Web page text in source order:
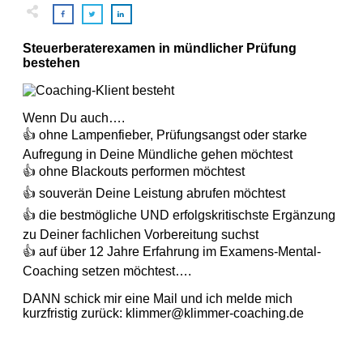
Steuerberaterexamen in mündlicher Prüfung
bestehen
Wenn Du auch….
👍 ohne Lampenfieber, Prüfungsangst oder starke
Aufregung in Deine Mündliche gehen möchtest
👍 ohne Blackouts performen möchtest
👍 souverän Deine Leistung abrufen möchtest
👍 die bestmögliche UND erfolgskritischste Ergänzung
zu Deiner fachlichen Vorbereitung suchst
👍 auf über 12 Jahre Erfahrung im Examens-Mental-
Coaching setzen möchtest….
DANN schick mir eine Mail und ich melde mich
kurzfristig zurück: klimmer@klimmer-coaching.de